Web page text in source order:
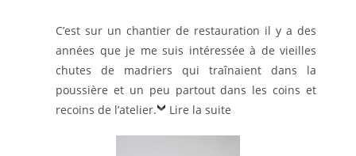
C’est sur un chantier de restauration il y a des
années que je me suis intéressée à de vieilles
chutes de madriers qui traînaient dans la
poussière et un peu partout dans les coins et
recoins de l’atelier.
Lire la suite